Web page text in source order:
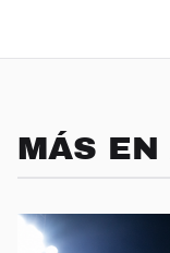
MÁS EN